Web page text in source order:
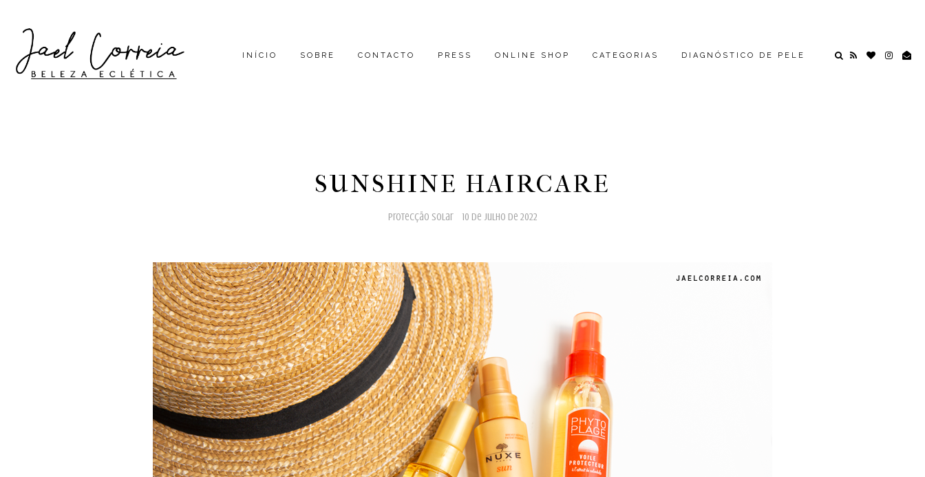
INÍCIO SOBRE CONTACTO PRESS ONLINE SHOP CATEGORIAS DIAGNÓSTICO DE PELE
SUNSHINE HAIRCARE
protecção solar 10 de julho de 2022